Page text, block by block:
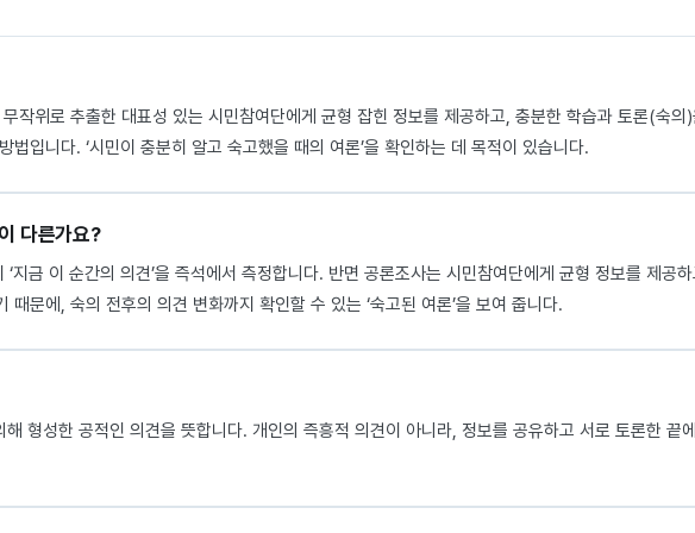
위로 추출한 대표성 있는 시민참여단에게 균형 잡힌 정보를 제공하고, 충분한 학습과 토론(숙의)
법입니다. ‘시민이 충분히 알고 숙고했을 때의 여론’을 확인하는 데 목적이 있습니다.
다른가요?
지금 이 순간의 의견’을 즉석에서 측정합니다. 반면 공론조사는 시민참여단에게 균형 정보를 제공하
때문에, 숙의 전후의 의견 변화까지 확인할 수 있는 ‘숙고된 여론’을 보여 줍니다.
형성한 공적인 의견을 뜻합니다. 개인의 즉흥적 의견이 아니라, 정보를 공유하고 서로 토론한 끝에